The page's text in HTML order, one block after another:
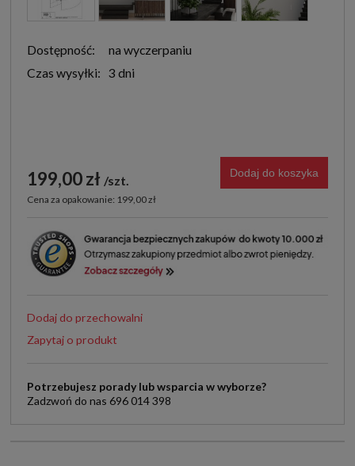
Dostępność:
na wyczerpaniu
Czas wysyłki: 3 dni
199,00 zł szt.
Cena za opakowanie: 199,00 zł
Dodaj do koszyka
Dodaj do przechowalni
Zapytaj o produkt
Potrzebujesz porady lub wsparcia w wyborze?
Zadzwoń do nas 696 014 398